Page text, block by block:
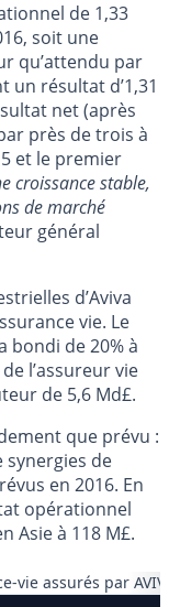
de 1,33
soit une
qu’attendu par
un résultat d’1,31
net (après
près de trois à
et le premier
croissance stable,
de marché
général
d’Aviva
vie. Le
bondi de 20% à
l’assureur vie
de 5,6 Md£.
que prévu :
synergies de
en 2016. En
opérationnel
Asie à 118 M£.
vie assurés par